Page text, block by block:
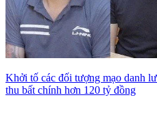
Khởi tố các đối tượng mạo danh
thu bất chính hơn 120 tỷ đồng